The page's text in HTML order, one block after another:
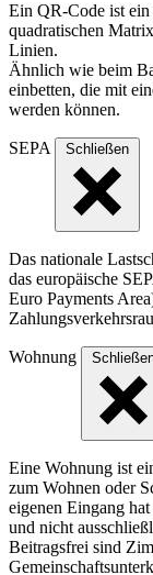
Ein QR-Code ist ein
quadratischen
Linien.
Ähnlich wie beim
einbetten, die mit
werden können.
SEPA Schließen
Das nationale
das europäische
Euro Payments
Wohnung
Eine Wohnung ist
zum Wohnen oder
eigenen Eingang hat
und nicht
Beitragsfrei sind